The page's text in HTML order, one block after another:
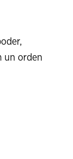
un orden